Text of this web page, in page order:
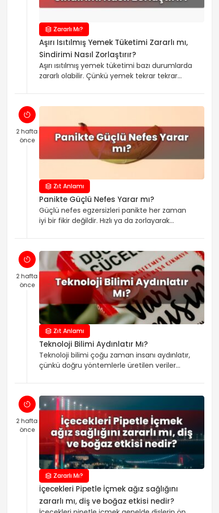
Zararlı Mı?
Aşırı Isıtılmış Yemek Tüketimi Zararlı mı,
Sindirimi Nasıl Zorlaştırır?
Aşırı ısıtılmış yemek tüketimi bazı durumlarda
zararlı olabilir. Çünkü yemek tekrar tekrar
saklama koşulları uygunsuzsa
mikroorganizmalar çoğalma riski taşır.
ve yağlı yemekler, çok kez ısıtılınca daha kuru
ve ağır hale gelerek midede daha uzun süre
kalabilir. Sindirim üzerindeki etkiler genelde
yemeğin kaç […]
2 hafta
önce
Zıt Anlamı
Panikte Güçlü Nefes Yarar mı?
Güçlü nefes egzersizleri panikte her zaman
iyi bir fikir değildir. Hızlı ya da zorlayarak
artırabilir ve ellerde yüzde karıncalanma, baş
dönmesi, göğüste sıkışma hissini daha da
kötüleştirebilir. Bu yüzden panikte genellikle
işe yarayan şey, zorlamak yerine yavaş ve
kontrollü nefes almaktır. Hiperventilasyon,
nefesin olması gerekenden hızlı ve fazla hale
gelmesiyle oluşur. […]
2 hafta
önce
Zıt Anlamı
Teknoloji Bilimi Aydınlatır Mı?
Teknoloji bilimi çoğu zaman insanı aydınlatır,
çünkü doğru yöntemlerle üretilen veriler
yanlış veya eksik kaynaklardan gelen içerik,
yorumları gerçek bulguların önüne koyarsa
sizi yanlış yönlendirebilir. Bu yüzden mesajın
“ne söylediğini” kadar “dayanağının ne
olduğunu” da kontrol etmek gerekir. Risk zıtlığı
dediğimiz şey, aynı konu hakkında farklı
iddialar veya kurumların […]
2 hafta
önce
Zararlı Mı?
İçecekleri Pipetle İçmek ağız sağlığını
zararlı mı, diş ve boğaz etkisi nedir?